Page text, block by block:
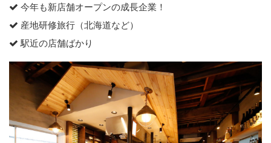
今年も新店舗オープンの成長企業！
産地研修旅行（北海道など）
駅近の店舗ばかり